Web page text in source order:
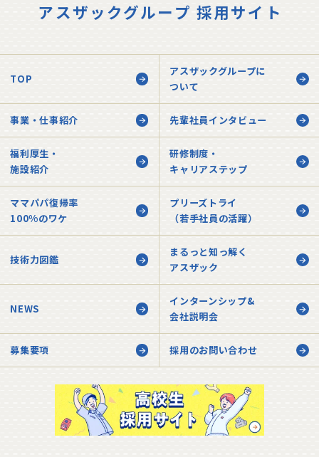
調理工場
包装工場
品質保証センター
2F 開発部署
1F フォトスタジオ
直営店舗
アスザックグループ 採用サイト
TOP
アスザックグループに
ついて
事業・仕事紹介 先輩社員インタビュー
福利厚生・
施設紹介
研修制度・
キャリアステップ
ママパパ復帰率
100%のワケ
プリーズトライ
（若手社員の活躍）
技術力図鑑
まるっと知っ解く
アスザック
NEWS
インターンシップ&
会社説明会
募集要項 採用のお問い合わせ